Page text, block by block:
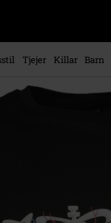
Tjejer Killar Barn